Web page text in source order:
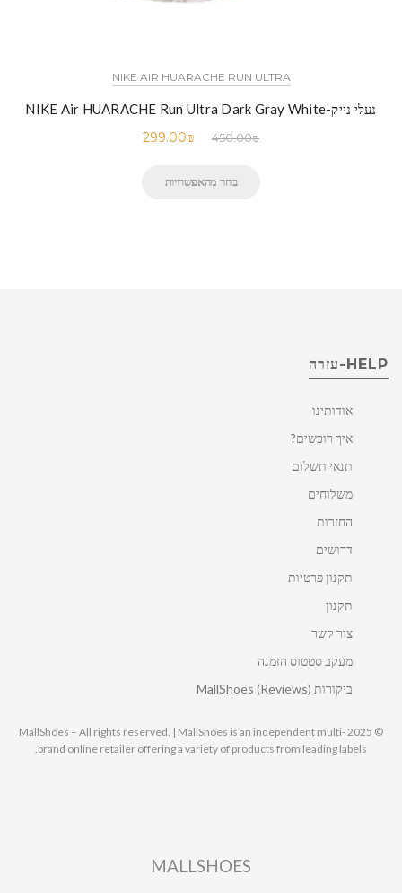
NIKE AIR HUARACHE RUN ULTRA
נעלי נייק-NIKE Air HUARACHE Run Ultra Dark Gray White
450.00₪
299.00₪
בחר מהאפשרויות
HELP-עזרה
אודותינו
איך רוכשים?
תנאי תשלום
משלוחים
החזרות
דרושים
תקנון פרטיות
תקנון
צור קשר
מעקב סטטוס הזמנה
ביקורות MallShoes (Reviews)
© 2025 MallShoes – All rights reserved. | MallShoes is an independent multi-
brand online retailer offering a variety of products from leading labels.
MALLSHOES